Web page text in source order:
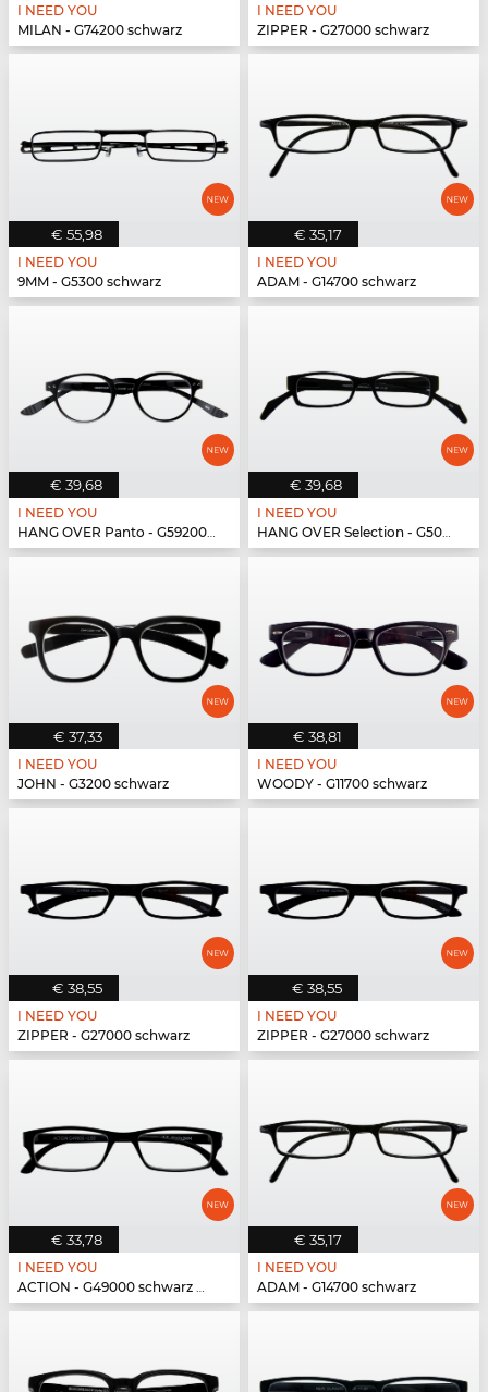
I NEED YOU
MILAN - G74200 schwarz
I NEED YOU
ZIPPER - G27000 schwarz
€ 55,98
I NEED YOU
9MM - G5300 schwarz
€ 35,17
I NEED YOU
ADAM - G14700 schwarz
€ 39,68
I NEED YOU
HANG OVER Panto - G59200 schwarz
€ 39,68
I NEED YOU
HANG OVER Selection - G50900 schwarz
€ 37,33
I NEED YOU
JOHN - G3200 schwarz
€ 38,81
I NEED YOU
WOODY - G11700 schwarz
€ 38,55
I NEED YOU
ZIPPER - G27000 schwarz
€ 38,55
I NEED YOU
ZIPPER - G27000 schwarz
€ 33,78
I NEED YOU
ACTION - G49000 schwarz matt
€ 35,17
I NEED YOU
ADAM - G14700 schwarz